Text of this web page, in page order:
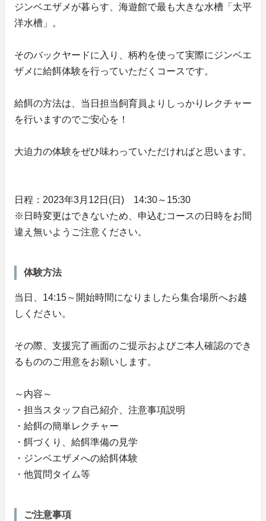
ジンベエザメが暮らす、海遊館で最も大きな水槽「太平
洋水槽」。
そのバックヤードに入り、柄杓を使って実際にジンベエ
ザメに給餌体験を行っていただくコースです。
給餌の方法は、当日担当飼育員よりしっかりレクチャー
を行いますのでご安心を！
大迫力の体験をぜひ味わっていただければと思います。
日程：2023年3月12日(日) 14:30～15:30
※日時変更はできないため、申込むコースの日時をお間
違え無いようご注意ください。
体験方法
当日、14:15～開始時間になりましたら集合場所へお越
しください。
その際、支援完了画面のご提示およびご本人確認のでき
るもののご用意をお願いします。
～内容～
・担当スタッフ自己紹介、注意事項説明
・給餌の簡単レクチャー
・餌づくり、給餌準備の見学
・ジンベエザメへの給餌体験
・他質問タイム等
ご注意事項